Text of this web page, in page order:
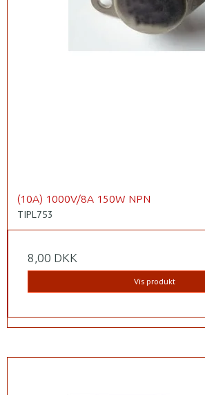
(10A) 1000V/8A 150W NPN
TIPL753
8,00 DKK
Vis produkt